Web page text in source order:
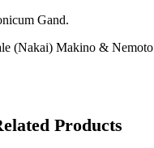
Gand.
(Nakai) Makino & Nemoto
Products